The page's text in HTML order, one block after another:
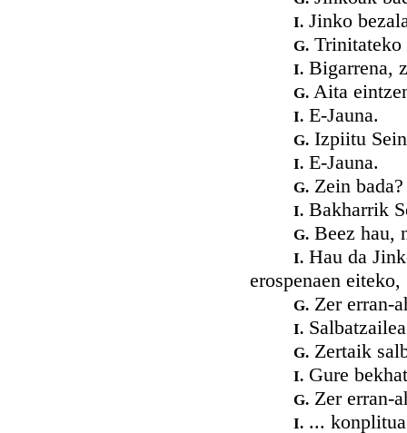
I. Jinko
G. Trinitateko
I. Bigarrena,
G. Aita
I. E-Jauna.
G. Izpiitu
I. E-Jauna.
G. Zein bada?
I. Bakharrik
G. Beez hau,
I. Hau da
erospenaen
G. Zer erran-
I.
G. Zertaik
I. Gure
G. Zer erran-
I. ...